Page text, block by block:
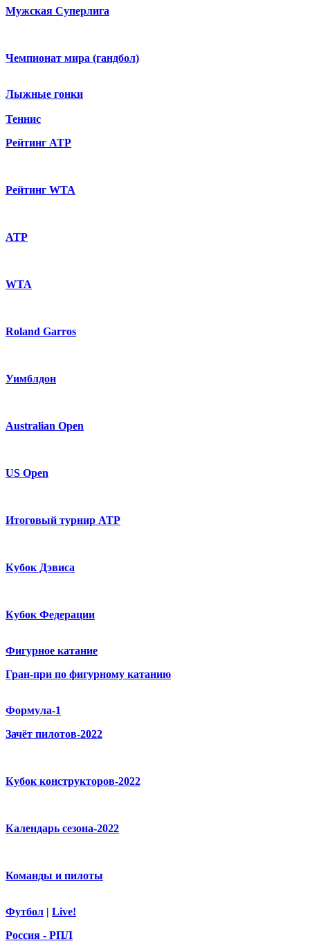
Мужская Суперлига
Чемпионат мира (гандбол)
Лыжные гонки
Теннис
Рейтинг ATP
Рейтинг WTA
ATP
WTA
Roland Garros
Уимблдон
Australian Open
US Open
Итоговый турнир ATP
Кубок Дэвиса
Кубок Федерации
Фигурное катание
Гран-при по фигурному катанию
Формула-1
Зачёт пилотов-2022
Кубок конструкторов-2022
Календарь сезона-2022
Команды и пилоты
Футбол | Live!
Россия - РПЛ